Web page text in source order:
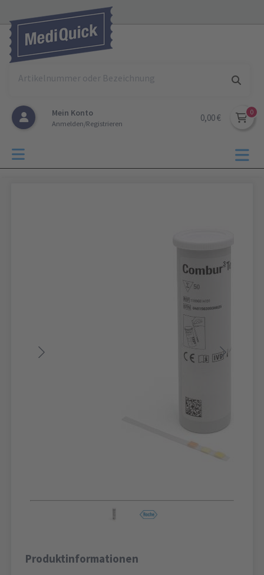
Mein Konto
Anmelden/Registrieren
0,00 €
Produktinformationen